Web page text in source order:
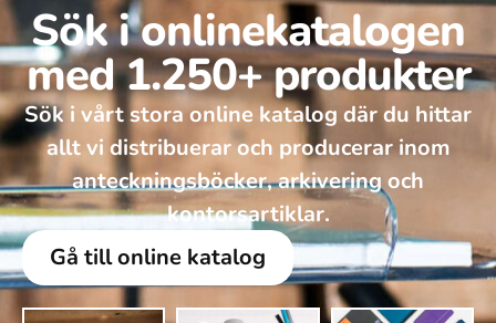
Sök i onlinekatalogen
med 1.250+ produkter
Sök i vårt stora online katalog där du hittar
allt vi distribuerar och producerar inom
anteckningsböcker, arkivering och
kontorsartiklar.
Gå till online katalog